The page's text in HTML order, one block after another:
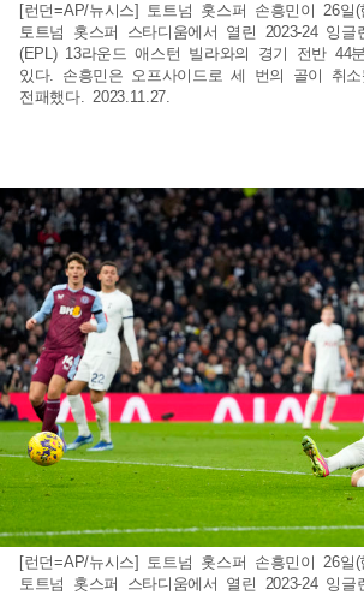
[런던=AP/뉴시스] 토트넘 홋스퍼 손흥민이 26일
토트넘 홋스퍼 스타디움에서 열린 2023-24 잉글
(EPL) 13라운드 애스턴 빌라와의 경기 전반 44
있다. 손흥민은 오프사이드로 세 번의 골이 취
전패했다. 2023.11.27.
[런던=AP/뉴시스] 토트넘 홋스퍼 손흥민이 26일
토트넘 홋스퍼 스타디움에서 열린 2023-24 잉글